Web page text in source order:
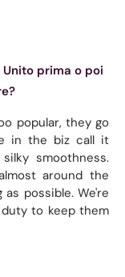
Unito prima o poi
popular, they go
in the biz call it
smoothness.
around the
possible. We're
duty to keep them